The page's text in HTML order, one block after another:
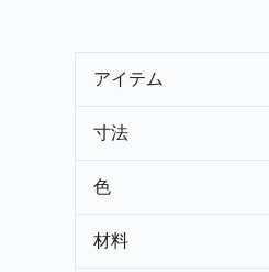
アイテム
寸法
色
材料